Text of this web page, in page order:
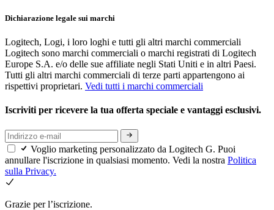
Dichiarazione legale sui marchi
Logitech, Logi, i loro loghi e tutti gli altri marchi commerciali
Logitech sono marchi commerciali o marchi registrati di Logitech
Europe S.A. e/o delle sue affiliate negli Stati Uniti e in altri Paesi.
Tutti gli altri marchi commerciali di terze parti appartengono ai
rispettivi proprietari. Vedi tutti i marchi commerciali
Iscriviti per ricevere la tua offerta speciale e vantaggi esclusivi.
Voglio marketing personalizzato da Logitech G. Puoi
annullare l'iscrizione in qualsiasi momento. Vedi la nostra Politica
sulla Privacy.
Grazie per l’iscrizione.